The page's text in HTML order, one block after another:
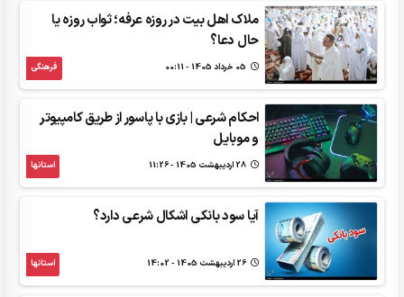
ملاک اهل‌ بیت در روزه عرفه؛ ثواب روزه یا
حال دعا؟
فرهنگی
احکام شرعی | بازی با پاسور از طریق کامپیوتر
و موبایل
استانها
آیا سود بانکی اشکال شرعی دارد؟
استانها